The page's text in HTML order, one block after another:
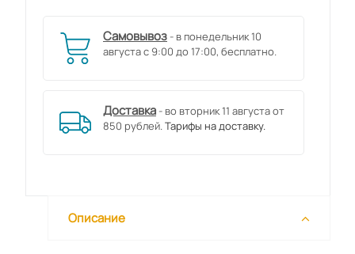
Самовывоз - в понедельник 10
августа с 9:00 до 17:00, бесплатно.
Доставка - во вторник 11 августа от
850 рублей.Тарифы на доставку.
Описание